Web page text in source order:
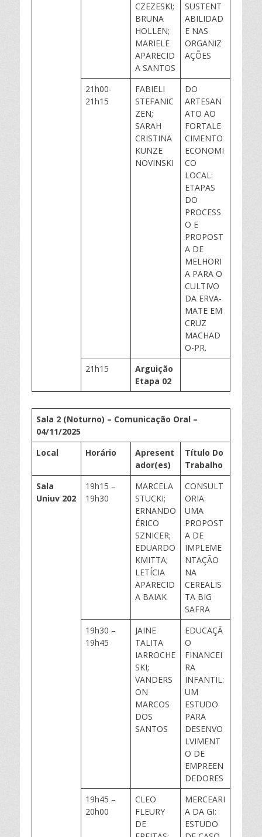
CZEZESKI;
BRUNA
HOLLEN;
MARIELE
APARECID
A SANTOS
SUSTENT
ABILIDAD
E NAS
ORGANIZ
AÇÕES
21h00-
21h15
FABIELI
STEFANIC
ZEN;
SARAH
CRISTINA
KUNZE
NOVINSKI
DO
ARTESAN
ATO AO
FORTALE
CIMENTO
ECONOMI
CO
LOCAL:
ETAPAS
DO
PROCESS
O E
PROPOST
A DE
MELHORI
A PARA O
CULTIVO
DA ERVA-
MATE EM
CRUZ
MACHAD
O-PR.
21h15
Arguição
Etapa 02
Sala 2 (Noturno) – Comunicação Oral –
04/11/2025
Local
Horário
Apresent
ador(es)
Título Do
Trabalho
Sala
Uniuv 202
19h15 –
19h30
MARCELA
STUCKI;
ERNANDO
ÉRICO
SZNICER;
EDUARDO
KMITTA;
LETÍCIA
APARECID
A BAIAK
CONSULT
ORIA:
UMA
PROPOST
A DE
IMPLEME
NTAÇÃO
NA
CEREALIS
TA BIG
SAFRA
19h30 –
19h45
JAINE
TALITA
IARROCHE
SKI;
VANDERS
ON
MARCOS
DOS
SANTOS
EDUCAÇÃ
O
FINANCEI
RA
INFANTIL:
UM
ESTUDO
PARA
DESENVO
LVIMENT
O DE
EMPREEN
DEDORES
19h45 –
20h00
CLEO
FLEURY
DE
MERCEARI
A DA GI:
ESTUDO